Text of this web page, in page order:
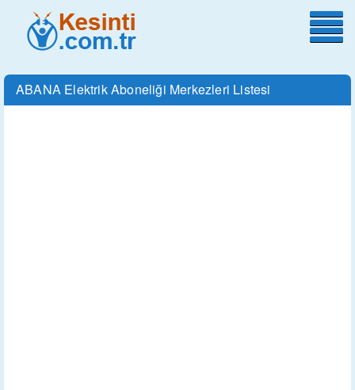
ABANA Elektrik Aboneliği Merkezleri Listesi